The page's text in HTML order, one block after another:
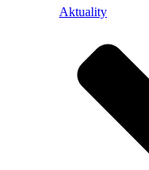
Aktuality